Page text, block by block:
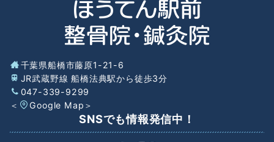
千葉県船橋市藤原1-21-6
JR武蔵野線 船橋法典駅から徒歩3分
047-339-9299
＜
Google Map ＞
SNSでも情報発信中！